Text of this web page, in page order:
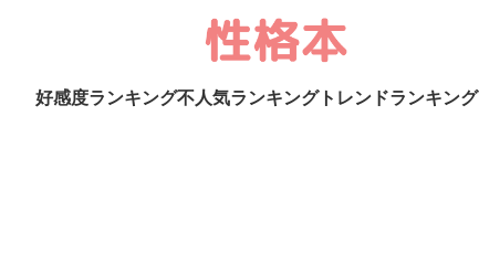
好感度ランキング不人気ランキングトレンドランキング